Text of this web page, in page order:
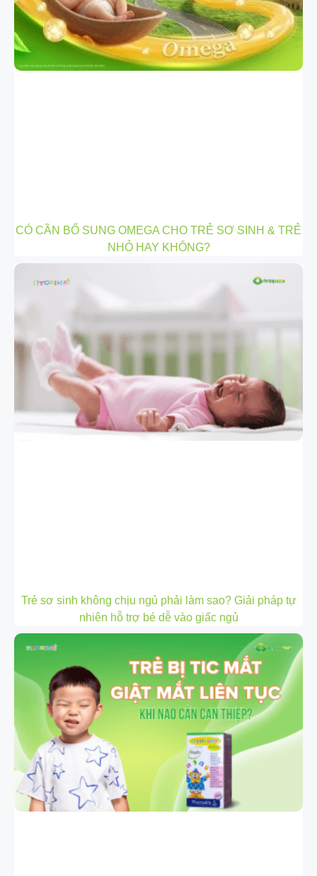
CÓ CẦN BỔ SUNG OMEGA CHO TRẺ SƠ SINH & TRẺ
NHỎ HAY KHÔNG?
Trẻ sơ sinh không chịu ngủ phải làm sao? Giải pháp tự
nhiên hỗ trợ bé dễ vào giấc ngủ